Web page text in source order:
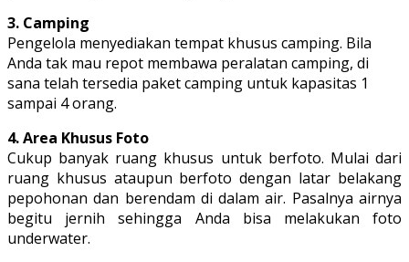
3. Camping
Pengelola menyediakan tempat khusus camping. Bila
Anda tak mau repot membawa peralatan camping, di
sana telah tersedia paket camping untuk kapasitas 1
sampai 4 orang.
4. Area Khusus Foto
Cukup banyak ruang khusus untuk berfoto. Mulai dari
ruang khusus ataupun berfoto dengan latar belakang
pepohonan dan berendam di dalam air. Pasalnya airnya
begitu jernih sehingga Anda bisa melakukan foto
underwater.